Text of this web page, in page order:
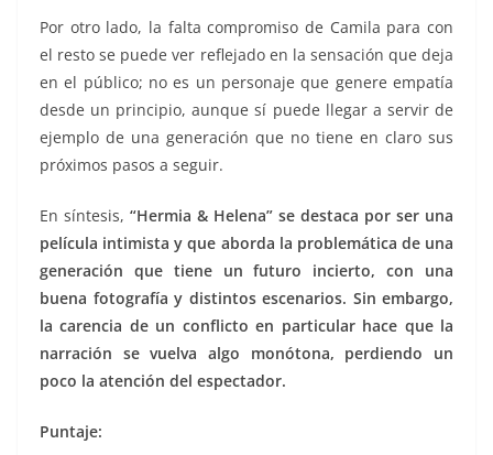
Por otro lado, la falta compromiso de Camila para con
el resto se puede ver reflejado en la sensación que deja
en el público; no es un personaje que genere empatía
desde un principio, aunque sí puede llegar a servir de
ejemplo de una generación que no tiene en claro sus
próximos pasos a seguir.
En síntesis, “Hermia & Helena” se destaca por ser una
película intimista y que aborda la problemática de una
generación que tiene un futuro incierto, con una
buena fotografía y distintos escenarios. Sin embargo,
la carencia de un conflicto en particular hace que la
narración se vuelva algo monótona, perdiendo un
poco la atención del espectador.
Puntaje: